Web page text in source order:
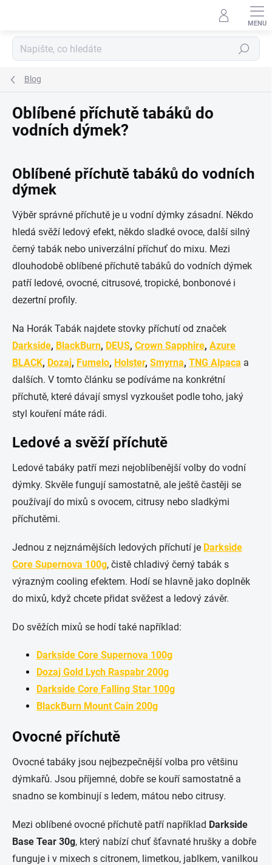
Hledat
Blog
Oblíbené příchutě tabáků do
vodních dýmek?
Oblíbené příchutě tabáků do vodních
dýmek
Výběr správné příchutě je u vodní dýmky zásadní. Někdo
hledá svěží ledový efekt, někdo sladké ovoce, další silný
černý tabák nebo univerzální příchuť do mixu. Mezi
dlouhodobě oblíbené příchutě tabáků do vodních dýmek
patří ledové, ovocné, citrusové, tropické, bonbonové i
dezertní profily.
Na Horák Tabák najdete stovky příchutí od značek
Darkside, BlackBurn, DEUS, Crown Sapphire, Azure
BLACK, Dozaj, Fumelo, Holster, Smyrna, TNG Alpaca a
dalších. V tomto článku se podíváme na konkrétní
příchutě, které dávají smysl vyzkoušet podle toho, jaký
styl kouření máte rádi.
Ledové a svěží příchutě
Ledové tabáky patří mezi nejoblíbenější volby do vodní
dýmky. Skvěle fungují samostatně, ale ještě častěji se
používají do mixů s ovocem, citrusy nebo sladkými
příchutěmi.
Jednou z nejznámějších ledových příchutí je Darkside
Core Supernova 100g, čistě chladivý černý tabák s
výrazným cooling efektem. Hodí se hlavně jako doplněk
do mixů, když chcete přidat svěžest a ledový závěr.
Do svěžích mixů se hodí také například:
Darkside Core Supernova 100g
Dozaj Gold Lych Raspabr 200g
Darkside Core Falling Star 100g
BlackBurn Mount Cain 200g
Ovocné příchutě
Ovocné tabáky jsou nejbezpečnější volba pro většinu
dýmkařů. Jsou příjemné, dobře se kouří samostatně a
snadno se kombinují s ledem, mátou nebo citrusy.
Mezi oblíbené ovocné příchutě patří například Darkside
Base Tear 30g, který nabízí chuť šťavnaté hrušky a dobře
funguje i v mixech s citronem, limetkou, jablkem, vanilkou